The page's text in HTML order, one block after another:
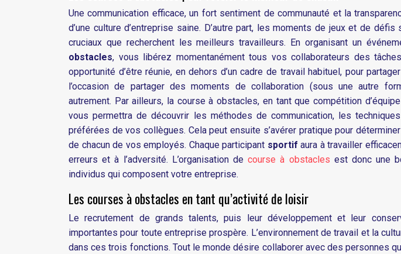
Une communication efficace, un fort sentiment de communauté et la
d’une culture d’entreprise saine. D’autre part, les moments de jeux et de
cruciaux que recherchent les meilleurs travailleurs. En organisant un
obstacles, vous libérez momentanément tous vos collaborateurs des
opportunité d’être réunie, en dehors d’un cadre de travail habituel, pour
l’occasion de partager des moments de collaboration (sous une autre
autrement. Par ailleurs, la course à obstacles, en tant que compétition
vous permettra de découvrir les méthodes de communication, les
préférées de vos collègues. Cela peut ensuite s’avérer pratique pour
de chacun de vos employés. Chaque participant sportif aura à travailler
erreurs et à l’adversité. L’organisation decourse à obstacles est donc une
individus qui composent votre entreprise.
Les courses à obstacles en tant qu’activité de loisir
Le recrutement de grands talents, puis leur développement et leur
importantes pour toute entreprise prospère. L’environnement de travail et la
dans ces trois fonctions. Tout le monde désire collaborer avec des personnes